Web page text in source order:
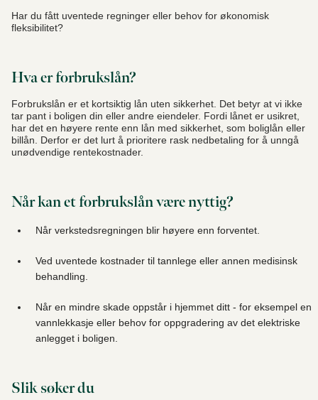
Har du fått uventede regninger eller behov for økonomisk
fleksibilitet?
Hva er forbrukslån?
Forbrukslån er et kortsiktig lån uten sikkerhet. Det betyr at vi ikke
tar pant i boligen din eller andre eiendeler. Fordi lånet er usikret,
har det en høyere rente enn lån med sikkerhet, som boliglån eller
billån. Derfor er det lurt å prioritere rask nedbetaling for å unngå
unødvendige rentekostnader.
Når kan et forbrukslån være nyttig?
Når verkstedsregningen blir høyere enn forventet.
Ved uventede kostnader til tannlege eller annen medisinsk
behandling.
Når en mindre skade oppstår i hjemmet ditt - for eksempel en
vannlekkasje eller behov for oppgradering av det elektriske
anlegget i boligen.
Slik søker du